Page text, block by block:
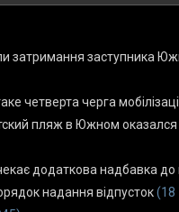
затримання заступника
четверта черга
пляж в Южном
додаткова надбавка до
надання відпусток (18